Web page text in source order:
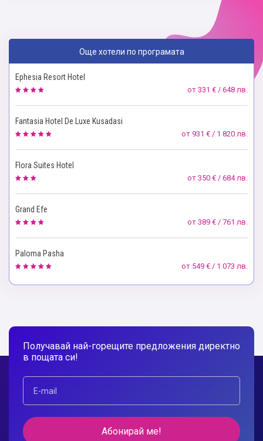
Още хотели по програмата
Ephesia Resort Hotel
от 331 € / 648 лв.
Fantasia Hotel De Luxe Kusadasi
от 931 € / 1 820 лв.
Flora Suites Hotel
от 350 € / 684 лв.
Grand Efe
от 389 € / 761 лв.
Paloma Pasha
от 549 € / 1 073 лв.
Получавай най-горещите предложения директно
в пощата си!
Абонирай ме!